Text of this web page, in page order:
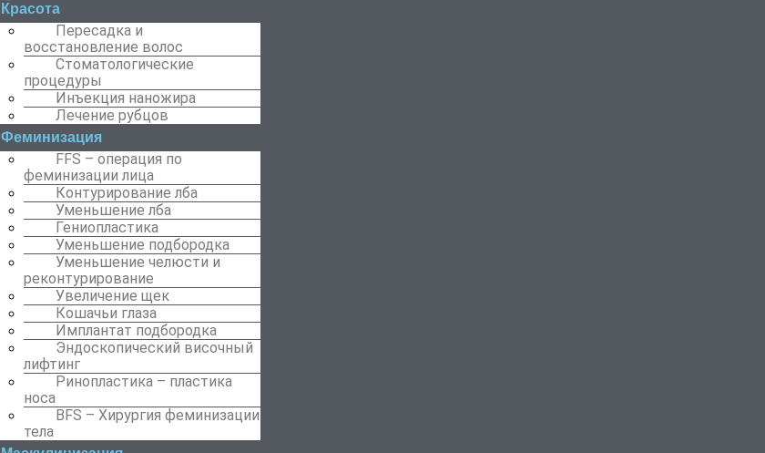
Красота
Пересадка и
восстановление волос
Стоматологические
процедуры
Инъекция наножира
Лечение рубцов
Феминизация
FFS – операция по
феминизации лица
Контурирование лба
Уменьшение лба
Гениопластика
Уменьшение подбородка
Уменьшение челюсти и
реконтурирование
Увеличение щек
Кошачьи глаза
Имплантат подбородка
Эндоскопический височный
лифтинг
Ринопластика – пластика
носа
BFS – Хирургия феминизации
тела